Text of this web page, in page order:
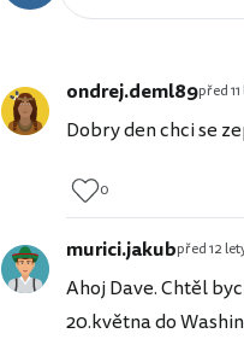
ondrej.deml89před
Dobry den chci se
0
murici.jakubpřed 12
Ahoj Dave. Chtěl
20.května do